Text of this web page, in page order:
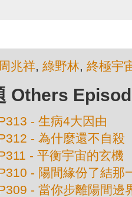
周兆祥, 綠野林, 終極宇
Others
- 生病4大因由
- 為什麼還不自殺
- 平衡宇宙的玄機
- 陽間緣份了結那
- 當你步離陽間邊